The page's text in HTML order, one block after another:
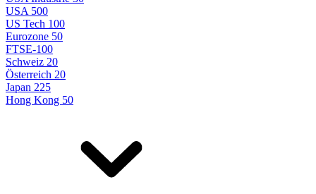
USA 500
US Tech 100
Eurozone 50
FTSE-100
Schweiz 20
Österreich 20
Japan 225
Hong Kong 50